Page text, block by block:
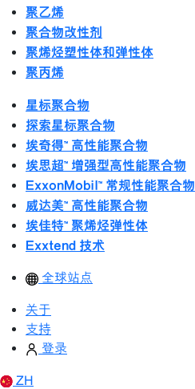
聚乙烯
聚合物改性剂
聚烯烃塑性体和弹性体
聚丙烯
星标聚合物
探索星标聚合物
埃奇得™ 高性能聚合物
埃思超™ 增强型高性能聚合物
ExxonMobil™ 常规性能聚合物
威达美™ 高性能聚合物
埃佳特™ 聚烯烃弹性体
Exxtend 技术
全球站点
关于
支持
登录
ZH